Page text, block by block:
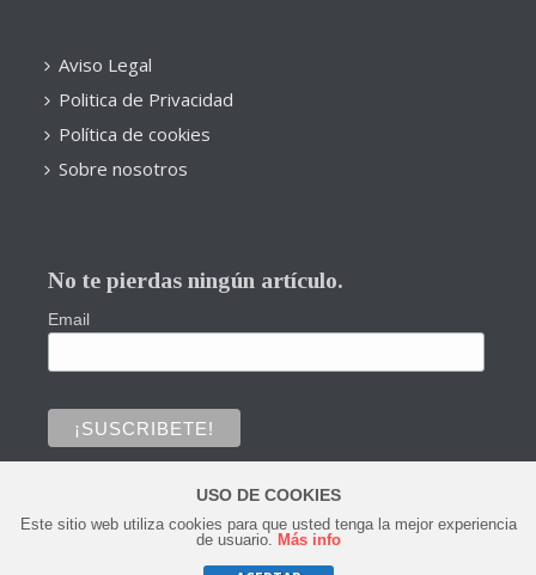
Aviso Legal
Politica de Privacidad
Política de cookies
Sobre nosotros
No te pierdas ningún artículo.
Email
0
USO DE COOKIES
Este sitio web utiliza cookies para que usted tenga la mejor experiencia
de usuario. Más info